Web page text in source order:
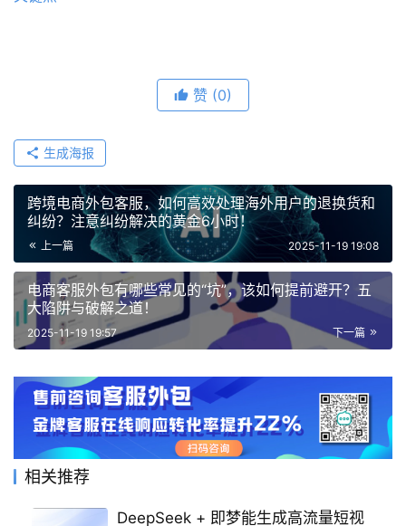
赞 (0)
生成海报
跨境电商外包客服，如何高效处理海外用户的退换货和
纠纷？注意纠纷解决的黄金6小时！
上一篇 2025-11-19 19:08
电商客服外包有哪些常见的“坑”，该如何提前避开？五
大陷阱与破解之道！
下一篇
2025-11-19 19:57
相关推荐
DeepSeek + 即梦能生成高流量短视